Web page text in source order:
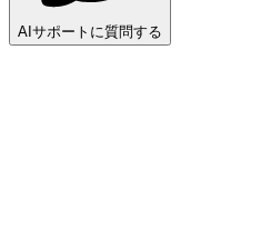
AIサポートに質問する